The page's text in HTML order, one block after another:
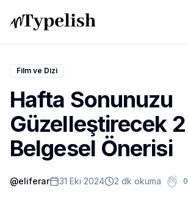
Dünya
Film ve Dizi
Kültür ve Sanat
Sağlık
Film ve Dizi
Hafta Sonunuzu
Güzelleştirecek 2
Belgesel Önerisi
@eliferar 31 Eki 2024 2 dk okuma 0